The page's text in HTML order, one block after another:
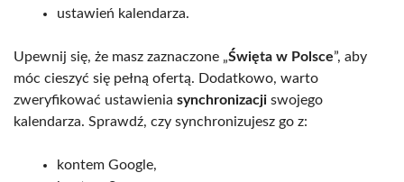
ustawień kalendarza.
Upewnij się, że masz zaznaczone „Święta w Polsce”, aby
móc cieszyć się pełną ofertą. Dodatkowo, warto
zweryfikować ustawienia synchronizacji swojego
kalendarza. Sprawdź, czy synchronizujesz go z:
kontem Google,